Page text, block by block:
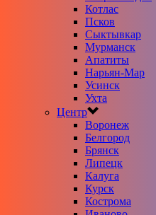
Котлас
Псков
Сыктывкар
Мурманск
Апатиты
Нарьян-Мар
Усинск
Ухта
Центр
Воронеж
Белгород
Брянск
Липецк
Калуга
Курск
Кострома